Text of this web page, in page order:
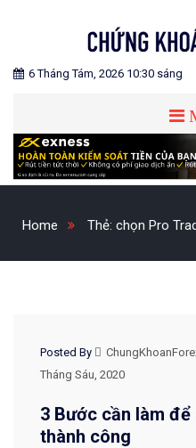
CHỨNG KHOÁN
Blog chia sẻ về Chứng Khoán và
6 Tháng Tám, 2026 10:30 sáng
Home Thẻ: chọn Pro
KIẾN THỨC FOREX
Posted By
Tháng Sáu, 2020
3 Bước cần làm
thành công